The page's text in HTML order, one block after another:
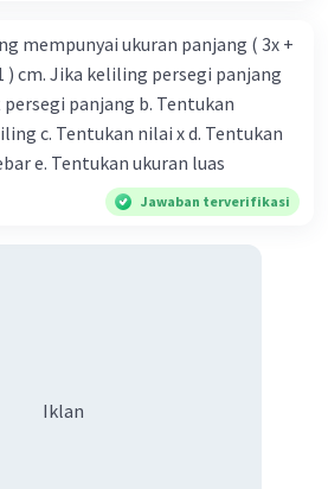
mempunyai ukuran panjang ( 3x +
) cm. Jika keliling persegi panjang
panjang b. Tentukan
c. Tentukan nilai x d. Tentukan
e. Tentukan ukuran luas
Jawaban terverifikasi
Iklan